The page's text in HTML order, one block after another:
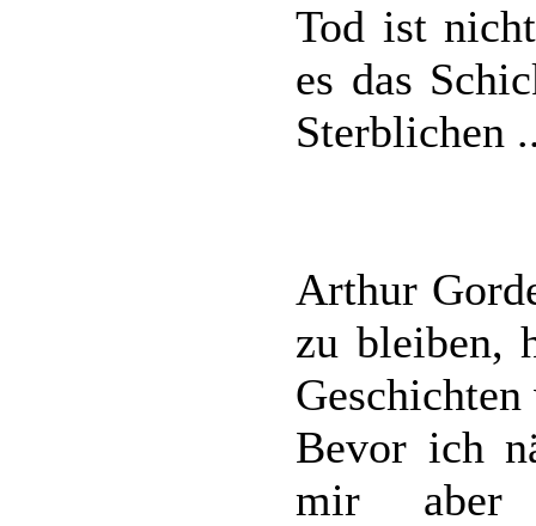
Tod ist
es das
Sterblichen
Arthur
zu bleiben,
Bevor ich
mir aber